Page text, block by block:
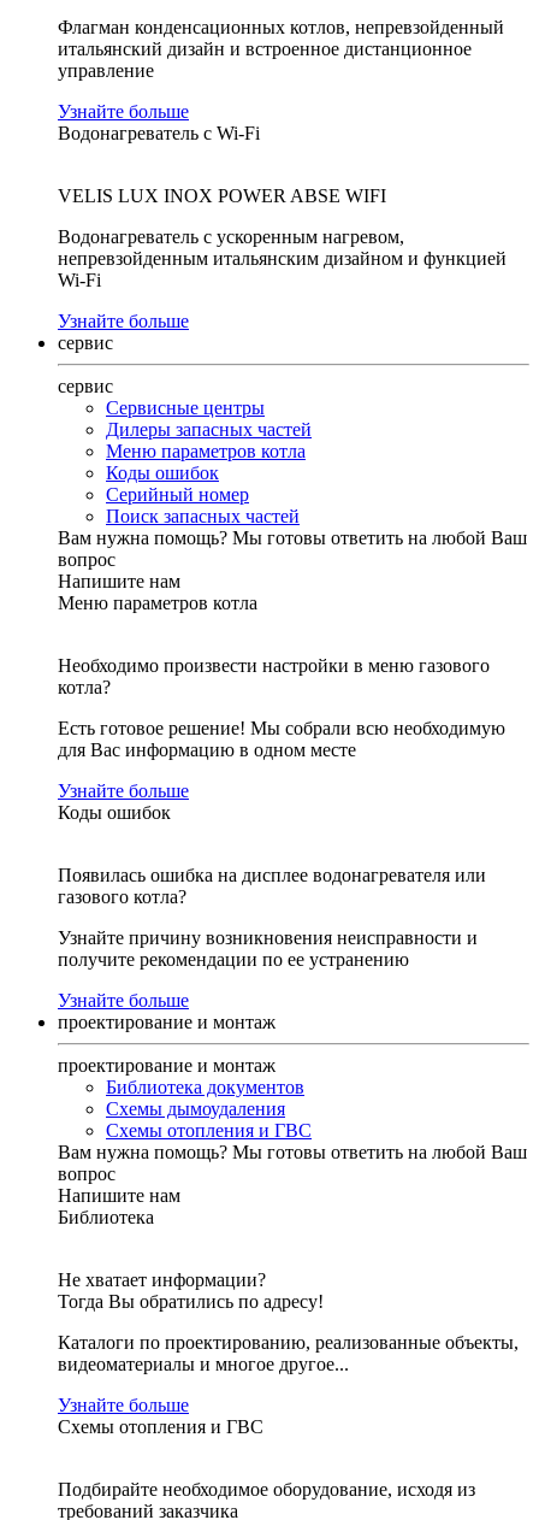
Флагман конденсационных котлов, непревзойденный
итальянский дизайн и встроенное дистанционное
управление
Узнайте больше
Водонагреватель с Wi-Fi
VELIS LUX INOX POWER ABSE WIFI
Водонагреватель с ускоренным нагревом,
непревзойденным итальянским дизайном и функцией
Wi-Fi
Узнайте больше
сервис
сервис
Сервисные центры
Дилеры запасных частей
Меню параметров котла
Коды ошибок
Серийный номер
Поиск запасных частей
Вам нужна помощь? Мы готовы ответить на любой Ваш
вопрос
Напишите нам
Меню параметров котла
Необходимо произвести настройки в меню газового
котла?
Есть готовое решение! Мы собрали всю необходимую
для Вас информацию в одном месте
Узнайте больше
Коды ошибок
Появилась ошибка на дисплее водонагревателя или
газового котла?
Узнайте причину возникновения неисправности и
получите рекомендации по ее устранению
Узнайте больше
проектирование и монтаж
проектирование и монтаж
Библиотека документов
Схемы дымоудаления
Схемы отопления и ГВС
Вам нужна помощь? Мы готовы ответить на любой Ваш
вопрос
Напишите нам
Библиотека
Не хватает информации?
Тогда Вы обратились по адресу!
Каталоги по проектированию, реализованные объекты,
видеоматериалы и многое другое...
Узнайте больше
Схемы отопления и ГВС
Подбирайте необходимое оборудование, исходя из
требований заказчика